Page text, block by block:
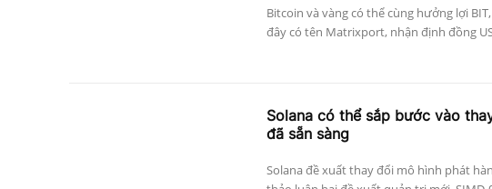
Bitcoin và vàng có thể cùng hưởng lợi
đây có tên Matrixport, nhận định đồng
Solana có thể sắp bước vào
đã sẵn sàng
Solana đề xuất thay đổi mô hình phát